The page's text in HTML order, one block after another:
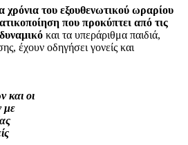
χρόνια του εξουθενωτικού ωραρίου
που προκύπτει από τις
και τα υπεράριθμα παιδιά,
έχουν οδηγήσει γονείς και
και οι
με